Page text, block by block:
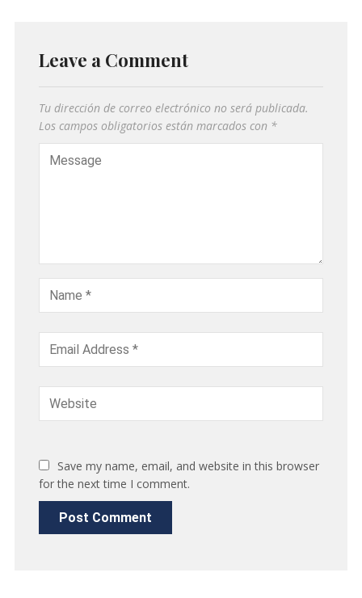
Leave a Comment
Tu dirección de correo electrónico no será publicada.
Los campos obligatorios están marcados con *
Save my name, email, and website in this browser
for the next time I comment.